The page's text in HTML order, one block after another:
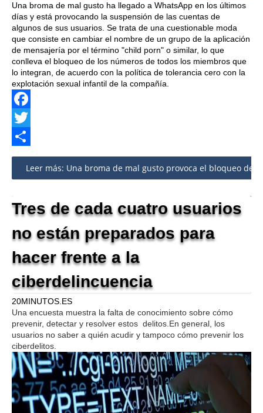
Una broma de mal gusto ha llegado a WhatsApp en los últimos
días y está provocando la suspensión de las cuentas de
algunos de sus usuarios. Se trata de una cuestionable moda
que consiste en cambiar el nombre de un grupo de la aplicación
de mensajería por el término "child porn" o similar, lo que
conlleva el bloqueo de los números de todos los miembros que
lo integran, de acuerdo con la política de tolerancia cero con la
explotación sexual infantil de la compañía.
Facebook
Twitter
Share
Leer más: Una broma de mal gusto provoca el bloqueo de
Tres de cada cuatro usuarios
no están preparados para
hacer frente a la
ciberdelincuencia
20MINUTOS.ES
Una encuesta muestra la falta de conocimiento sobre cómo
prevenir, detectar y resolver estos delitos.En general, los
usuarios no saber a quién acudir y tampoco cómo prevenir los
ciberdelitos.